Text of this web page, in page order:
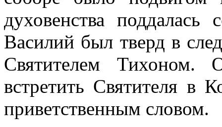
духовенства поддалась
Василий был тверд в
Святителем Тихоном.
встретить Святителя в
приветственным словом.